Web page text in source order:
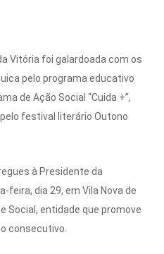
Vitória foi galardoada com os
pelo programa educativo
de Ação Social “Cuida +”,
festival literário Outono
à Presidente da
feira, dia 29, em Vila Nova de
Social, entidade que promove
consecutivo.